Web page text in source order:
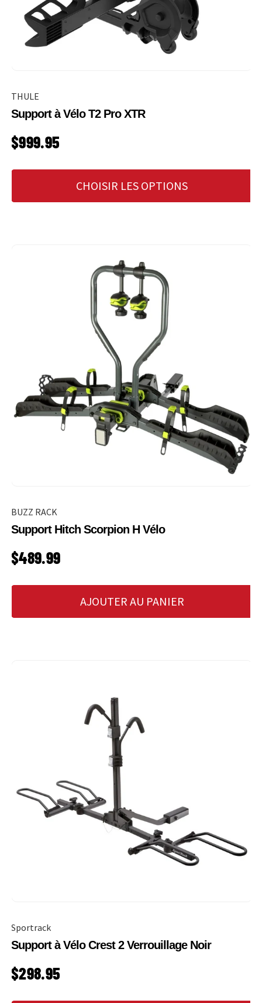
THULE
Support à Vélo T2 Pro XTR
PRIX HABITUEL
$999.95
CHOISIR LES OPTIONS
BUZZ RACK
Support Hitch Scorpion H Vélo
PRIX HABITUEL
$489.99
AJOUTER AU PANIER
Sportrack
Support à Vélo Crest 2 Verrouillage Noir
PRIX HABITUEL
$298.95